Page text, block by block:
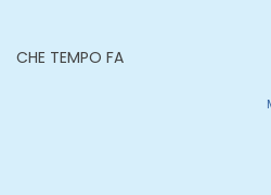
CHE TEMPO FA